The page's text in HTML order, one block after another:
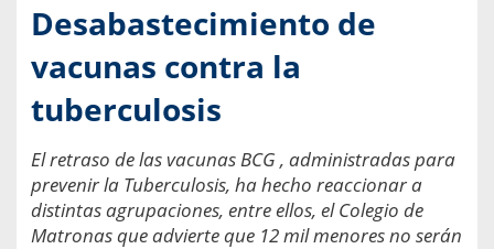
Desabastecimiento de
vacunas contra la
tuberculosis
El retraso de las vacunas BCG , administradas para
prevenir la Tuberculosis, ha hecho reaccionar a
distintas agrupaciones, entre ellos, el Colegio de
Matronas que advierte que 12 mil menores no serán